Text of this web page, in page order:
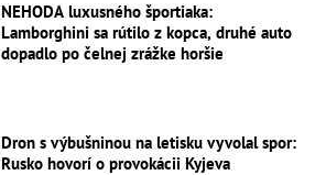
NEHODA luxusného športiaka:
Lamborghini sa rútilo z kopca, druhé auto
dopadlo po čelnej zrážke horšie
Dron s výbušninou na letisku vyvolal spor:
Rusko hovorí o provokácii Kyjeva